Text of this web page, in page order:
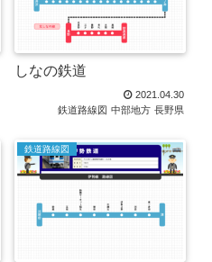
しなの鉄道
2021.04.30
鉄道路線図 中部地方 長野県
鉄道路線図